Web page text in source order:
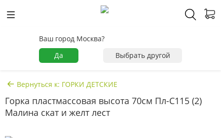
Ваш город Москва?
Да
Выбрать другой
Вернуться к: ГОРКИ ДЕТСКИЕ
Горка пластмассовая высота 70см Пл-С115 (2)
Малина скат и желт лест